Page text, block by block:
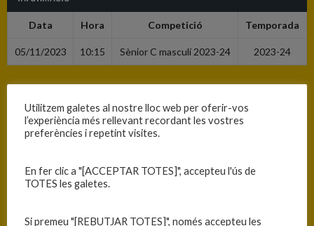
Data Hora Competició Temporada
05/11/2023 10:15 Sènior C masculí 2023-24 2023-24
RESULTATS
Equip
B.C. Torroella
Utilitzem galetes al nostre lloc web per oferir-vos
l’experiència més rellevant recordant les vostres
preferències i repetint visites.
En fer clic a "[ACCEPTAR TOTES]", accepteu l'ús de
TOTES les galetes.
Si premeu "[REBUTJAR TOTES]", només accepteu les